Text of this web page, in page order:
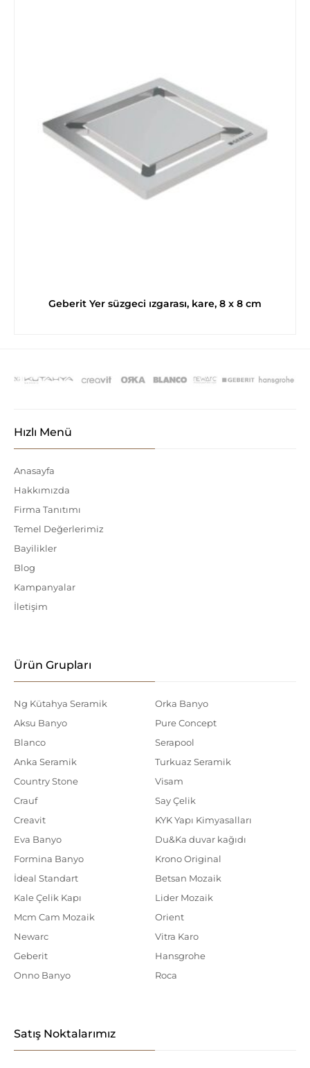
Geberit Yer süzgeci ızgarası, kare, 8 x 8 cm
Hızlı Menü
Anasayfa
Hakkımızda
Firma Tanıtımı
Temel Değerlerimiz
Bayilikler
Blog
Kampanyalar
İletişim
Ürün Grupları
Ng Kütahya Seramik
Aksu Banyo
Blanco
Anka Seramik
Country Stone
Crauf
Creavit
Eva Banyo
Formina Banyo
İdeal Standart
Kale Çelik Kapı
Mcm Cam Mozaik
Newarc
Geberit
Onno Banyo
Orka Banyo
Pure Concept
Serapool
Turkuaz Seramik
Visam
Say Çelik
KYK Yapı Kimyasalları
Du&Ka duvar kağıdı
Krono Original
Betsan Mozaik
Lider Mozaik
Orient
Vitra Karo
Hansgrohe
Roca
Satış Noktalarımız